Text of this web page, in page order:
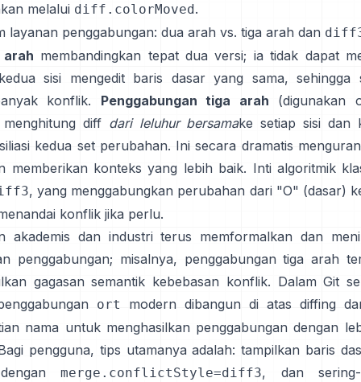
melalui diff.colorMoved .
layanan penggabungan: dua arah vs. tiga arah dan
membandingkan tepat dua versi; ia tidak dapat
sisi mengedit baris dasar yang sama, sehingga
konflik.
Penggabungan tiga arah (digunakan
diff dari leluhur bersamake setiap sisi dan
kedua set perubahan. Ini secara dramatis
memberikan konteks yang lebih baik. Inti algoritmik
, yang menggabungkan perubahan dari "O" (dasar)
konflik jika perlu.
akademis dan industri terus memformalkan dan
penggabungan; misalnya, penggabungan tiga arah
gagasan semantik kebebasan konflik. Dalam Git
ort
modern dibangun di atas diffing
nama untuk menghasilkan penggabungan dengan
pengguna, tips utamanya adalah: tampilkan baris
merge.conflictStyle=diff3, dan sering-